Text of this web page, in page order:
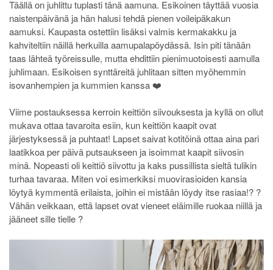
Täällä on juhlittu tuplasti tänä aamuna. Esikoinen täyttää vuosia
naistenpäivänä ja hän halusi tehdä pienen voileipäkakun
aamuksi. Kaupasta ostettiin lisäksi valmis kermakakku ja
kahviteltiin näillä herkuilla aamupalapöydässä. Isin piti tänään
taas lähteä työreissulle, mutta ehdittiin pienimuotoisesti aamulla
juhlimaan. Esikoisen synttäreitä juhlitaan sitten myöhemmin
isovanhempien ja kummien kanssa ❤️
Viime postauksessa kerroin keittiön siivouksesta ja kyllä on ollut
mukava ottaa tavaroita esiin, kun keittiön kaapit ovat
järjestyksessä ja puhtaat! Lapset saivat kotitöinä ottaa aina pari
laatikkoa per päivä putsaukseen ja isoimmat kaapit siivosin
minä. Nopeasti oli keittiö siivottu ja kaks pussillista sieltä tulikin
turhaa tavaraa. Miten voi esimerkiksi muovirasioiden kansia
löytyä kymmentä erilaista, joihin ei mistään löydy itse rasiaa!? ?
Vähän veikkaan, että lapset ovat vieneet eläimille ruokaa niillä ja
jääneet sille tielle ?